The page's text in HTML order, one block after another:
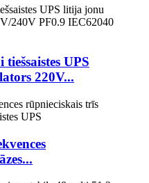
UPS
220V...